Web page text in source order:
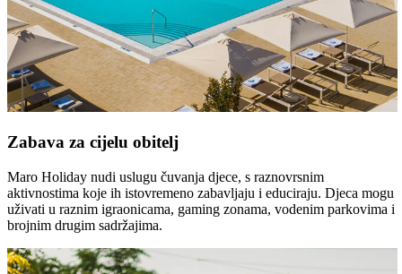
Zabava za cijelu obitelj
Maro Holiday nudi uslugu čuvanja djece, s raznovrsnim
aktivnostima koje ih istovremeno zabavljaju i educiraju. Djeca mogu
uživati u raznim igraonicama, gaming zonama, vodenim parkovima i
brojnim drugim sadržajima.